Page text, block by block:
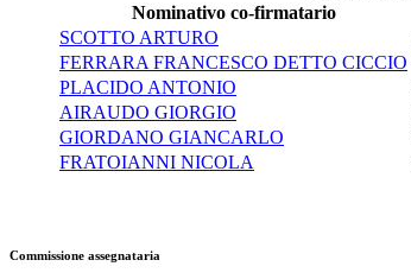
Nominativo co-firmatario
SCOTTO ARTURO
FERRARA FRANCESCO DETTO CICCIO
PLACIDO ANTONIO
AIRAUDO GIORGIO
GIORDANO GIANCARLO
FRATOIANNI NICOLA
Commissione assegnataria